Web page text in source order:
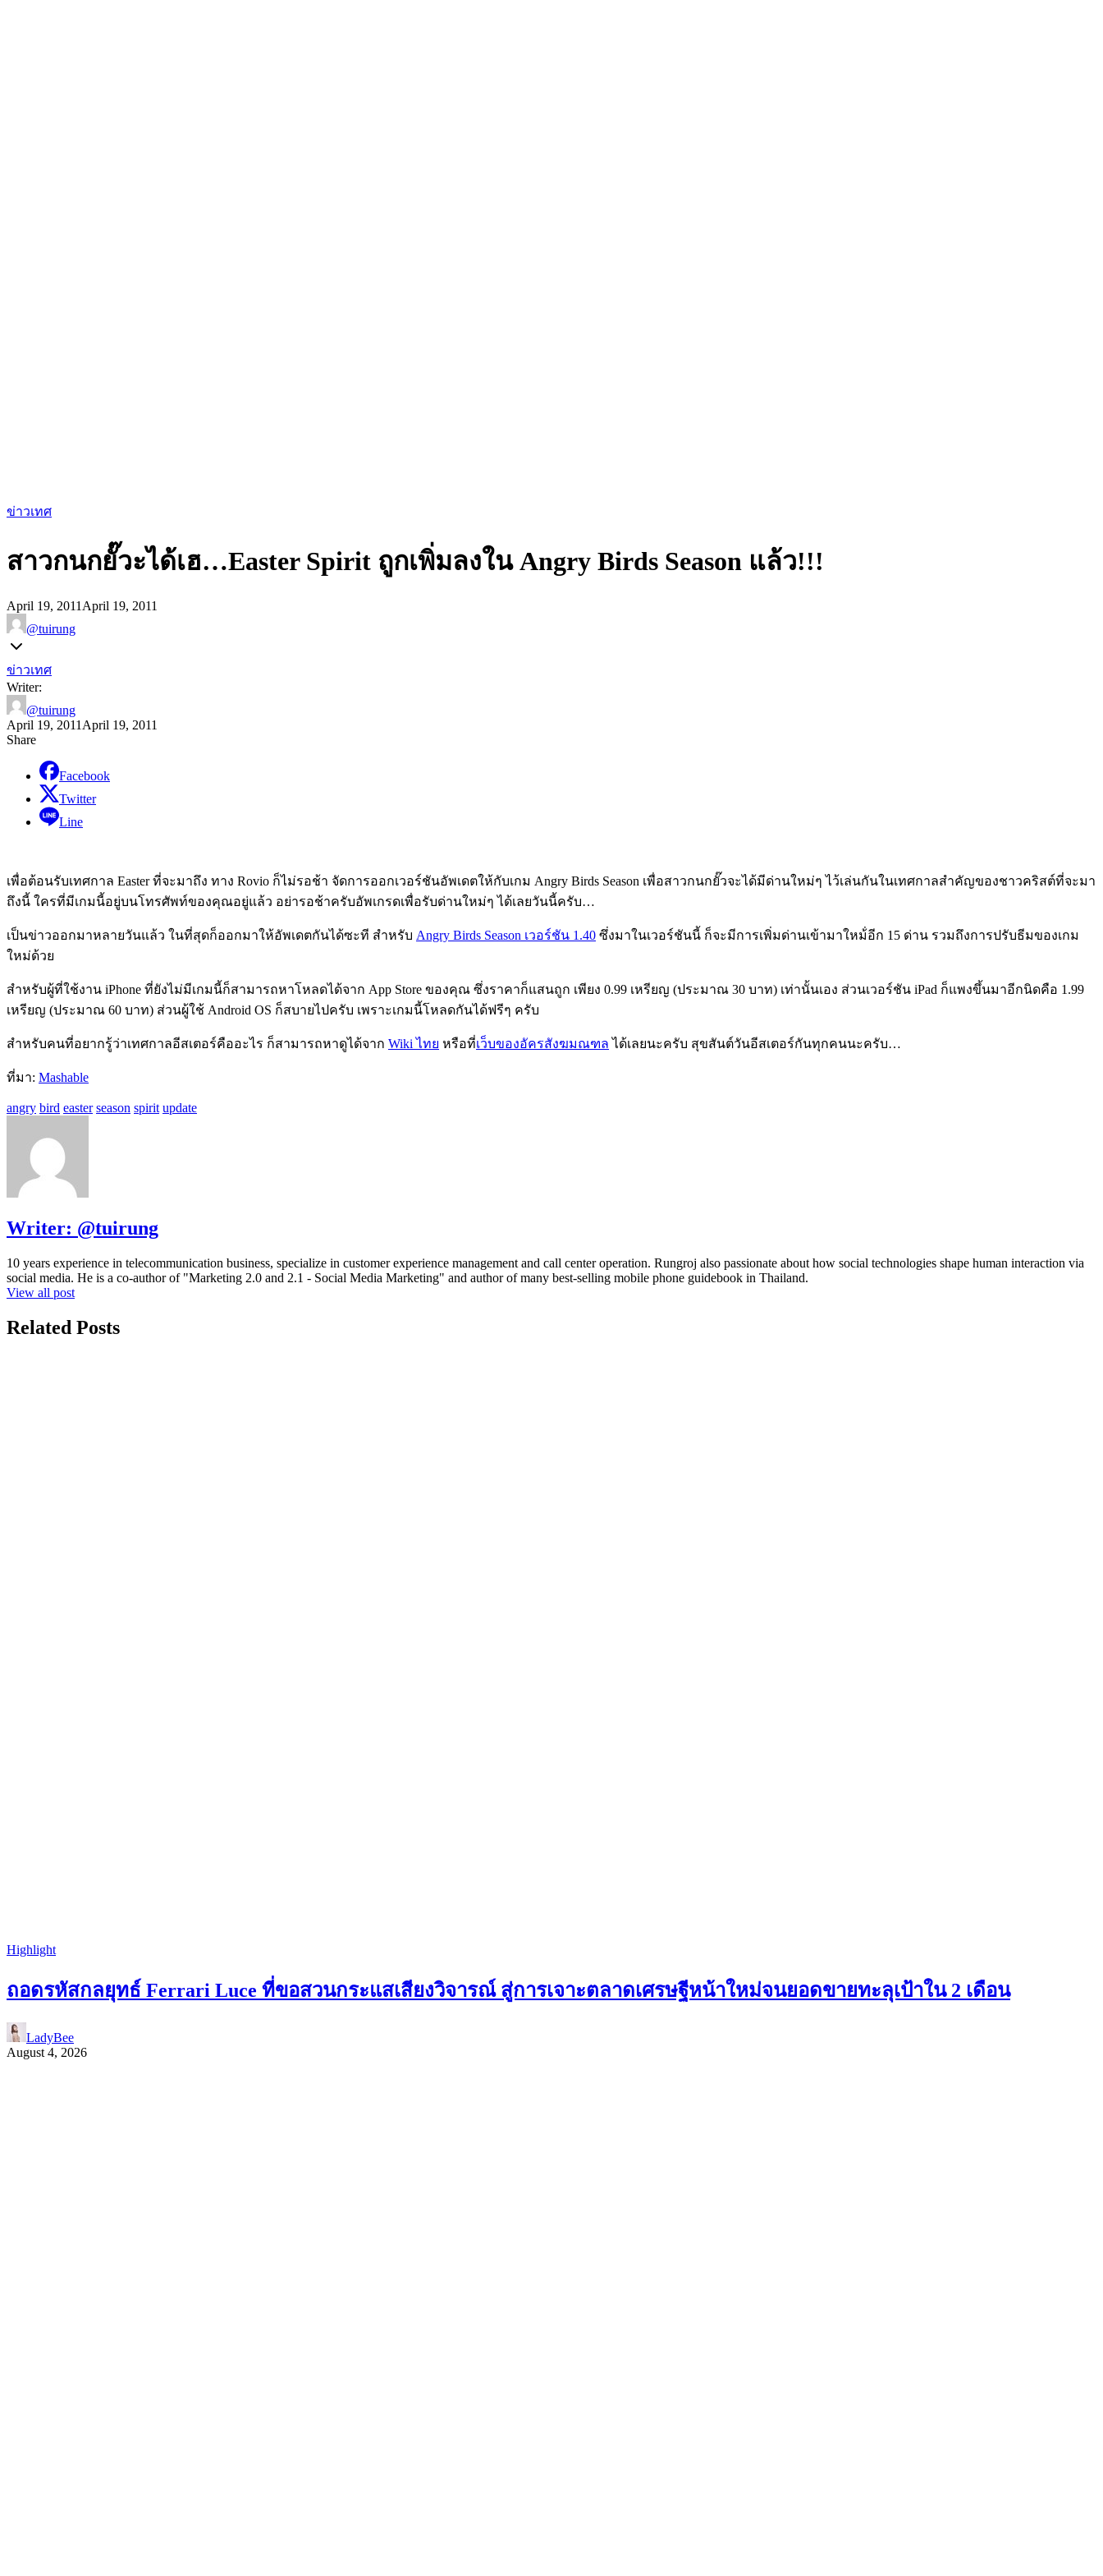
ข่าวเทศ
สาวกนกยั๊วะได้เฮ…Easter Spirit ถูกเพิ่มลงใน Angry Birds Season แล้ว!!!
April 19, 2011 April 19, 2011
@tuirung
ข่าวเทศ
Writer:
@tuirung
April 19, 2011 April 19, 2011
Share
Facebook
Twitter
Line
เพื่อต้อนรับเทศกาล Easter ที่จะมาถึง ทาง Rovio ก็ไม่รอช้า จัดการออกเวอร์ชันอัพเดตให้กับเกม Angry Birds Season เพื่อสาวกนกยั๊วจะได้มีด่านใหม่ๆ ไว้เล่นกันในเทศกาลสำคัญของชาวคริสต์ที่จะมา
ถึงนี้ ใครที่มีเกมนี้อยู่บนโทรศัพท์ของคุณอยู่แล้ว อย่ารอช้าครับอัพเกรดเพื่อรับด่านใหม่ๆ ได้เลยวันนี้ครับ…
เป็นข่าวออกมาหลายวันแล้ว ในที่สุดก็ออกมาให้อัพเดตกันได้ซะที สำหรับ Angry Birds Season เวอร์ชัน 1.40 ซึ่งมาในเวอร์ชันนี้ ก็จะมีการเพิ่มด่านเข้ามาใหม้่อีก 15 ด่าน รวมถึงการปรับธีมของเกม
ใหม่ด้วย
สำหรับผู้ที่ใช้งาน iPhone ที่ยังไม่มีเกมนี้ก็สามารถหาโหลดได้จาก App Store ของคุณ ซึ่งราคาก็แสนถูก เพียง 0.99 เหรียญ (ประมาณ 30 บาท) เท่านั้นเอง ส่วนเวอร์ชัน iPad ก็แพงขึ้นมาอีกนิดคือ 1.99
เหรียญ (ประมาณ 60 บาท) ส่วนผู้ใช้ Android OS ก็สบายไปครับ เพราะเกมนี้โหลดกันได้ฟรีๆ ครับ
สำหรับคนที่อยากรู้ว่าเทศกาลอีสเตอร์คืออะไร ก็สามารถหาดูได้จาก Wiki ไทย หรือที่เว็บของอัครสังฆมณฑล ได้เลยนะครับ สุขสันต์วันอีสเตอร์กันทุกคนนะครับ…
ที่มา: Mashable
angry bird easter season spirit update
Writer: @tuirung
10 years experience in telecommunication business, specialize in customer experience management and call center operation. Rungroj also passionate about how social technologies shape human interaction via
social media. He is a co-author of "Marketing 2.0 and 2.1 - Social Media Marketing" and author of many best-selling mobile phone guidebook in Thailand.
View all post
Related Posts
Highlight
ถอดรหัสกลยุทธ์ Ferrari Luce ที่ขอสวนกระแสเสียงวิจารณ์ สู่การเจาะตลาดเศรษฐีหน้าใหม่จนยอดขายทะลุเป้าใน 2 เดือน
LadyBee
August 4, 2026